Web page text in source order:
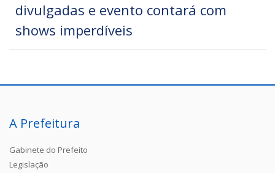
divulgadas e evento contará com
shows imperdíveis
A Prefeitura
Gabinete do Prefeito
Legislação